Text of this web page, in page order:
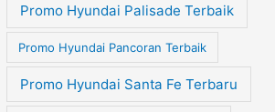
Promo Hyundai Palisade Terbaik
Promo Hyundai Pancoran Terbaik
Promo Hyundai Santa Fe Terbaru